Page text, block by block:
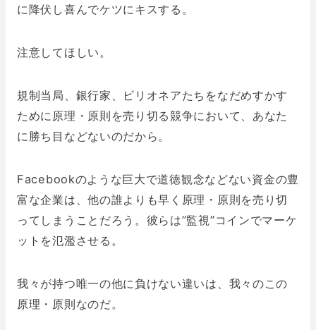
に降伏し喜んでケツにキスする。
注意してほしい。
規制当局、銀行家、ビリオネアたちをなだめすかす
ために原理・原則を売り切る競争において、あなた
に勝ち目などないのだから。
Facebookのような巨大で道徳観念などない資金の豊
富な企業は、他の誰よりも早く原理・原則を売り切
ってしまうことだろう。彼らは”監視”コインでマーケ
ットを氾濫させる。
我々が持つ唯一の他に負けない違いは、我々のこの
原理・原則なのだ。